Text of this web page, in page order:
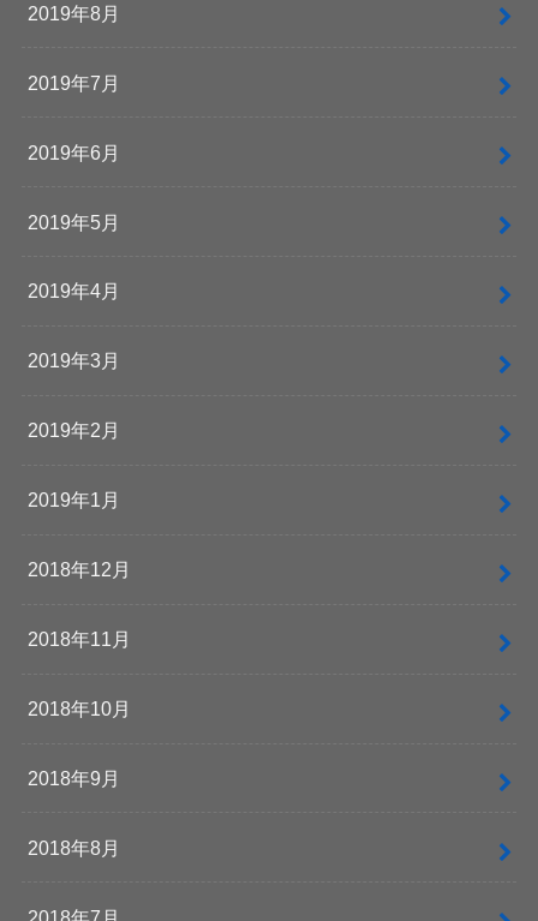
2019年8月
2019年7月
2019年6月
2019年5月
2019年4月
2019年3月
2019年2月
2019年1月
2018年12月
2018年11月
2018年10月
2018年9月
2018年8月